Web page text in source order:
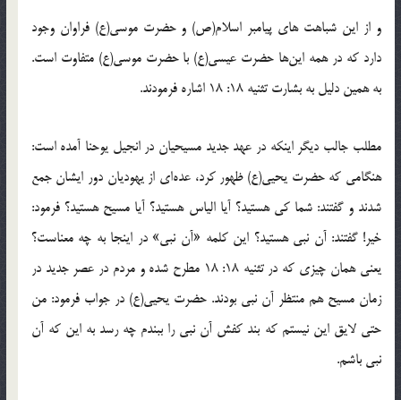
و از این شباهت های پیامبر اسلام(ص) و حضرت موسی(ع) فراوان وجود
دارد که در همه این‌ها حضرت عیسی(ع) با حضرت موسی(ع) متفاوت است.
به همین دلیل به بشارت تثنیه 18: 18 اشاره فرمودند.
مطلب جالب دیگر اینکه در عهد جدید مسیحیان در انجیل یوحنا آمده است:
هنگامی که حضرت یحیی(ع) ظهور کرد، عده‌ای از یهودیان دور ایشان جمع
شدند و گفتند: شما کی هستید؟ آیا الیاس هستید؟ آیا مسیح هستید؟ فرمود:
خیر! گفتند: آن نبی هستید؟ این کلمه «آن نبی» در اینجا به چه معناست؟
یعنی همان چیزی که در تثنیه 18: 18 مطرح شده و مردم در عصر جدید در
زمان مسیح هم منتظر آن نبی بودند. حضرت یحیی(ع) در جواب فرمود: من
حتی لایق این نیستم که بند کفش آن نبی را ببندم چه رسد به این که آن
نبی باشم.